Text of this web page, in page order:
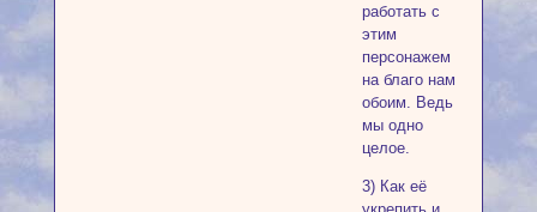
работать с
этим
персонажем
на благо нам
обоим. Ведь
мы одно
целое.
3) Как её